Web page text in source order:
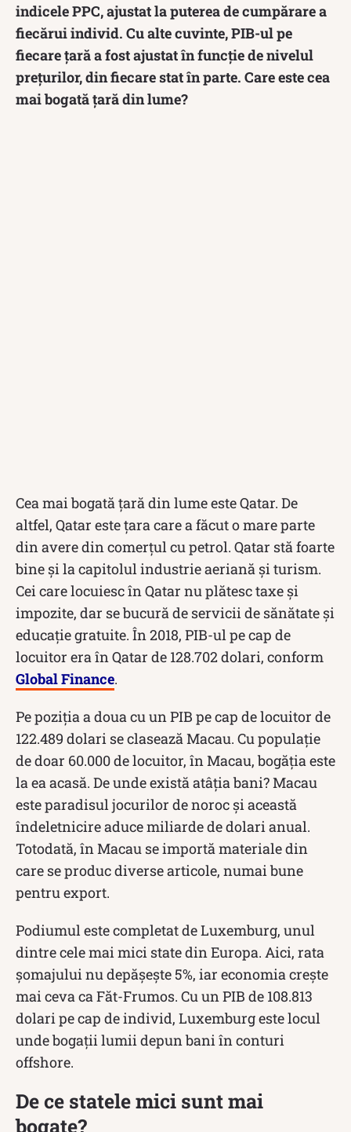
indicele PPC, ajustat la puterea de cumpărare a
fiecărui individ. Cu alte cuvinte, PIB-ul pe
fiecare țară a fost ajustat în funcție de nivelul
prețurilor, din fiecare stat în parte. Care este cea
mai bogată țară din lume?
Cea mai bogată țară din lume este Qatar. De
altfel, Qatar este țara care a făcut o mare parte
din avere din comerțul cu petrol. Qatar stă foarte
bine și la capitolul industrie aeriană și turism.
Cei care locuiesc în Qatar nu plătesc taxe și
impozite, dar se bucură de servicii de sănătate și
educație gratuite. În 2018, PIB-ul pe cap de
locuitor era în Qatar de 128.702 dolari, conform
Global Finance.
Pe poziția a doua cu un PIB pe cap de locuitor de
122.489 dolari se clasează Macau. Cu populație
de doar 60.000 de locuitor, în Macau, bogăția este
la ea acasă. De unde există atâția bani? Macau
este paradisul jocurilor de noroc și această
îndeletnicire aduce miliarde de dolari anual.
Totodată, în Macau se importă materiale din
care se produc diverse articole, numai bune
pentru export.
Podiumul este completat de Luxemburg, unul
dintre cele mai mici state din Europa. Aici, rata
șomajului nu depășește 5%, iar economia crește
mai ceva ca Făt-Frumos. Cu un PIB de 108.813
dolari pe cap de individ, Luxemburg este locul
unde bogații lumii depun bani în conturi
offshore.
De ce statele mici sunt mai
bogate?